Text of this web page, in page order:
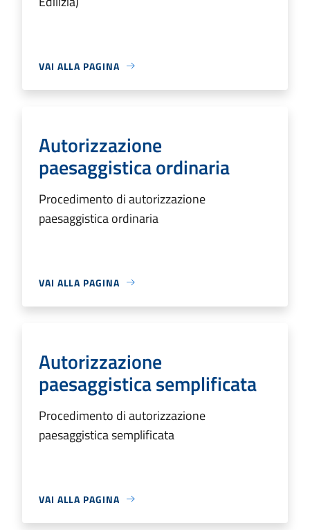
VAI ALLA PAGINA
Autorizzazione
paesaggistica ordinaria
Procedimento di autorizzazione
paesaggistica ordinaria
VAI ALLA PAGINA
Autorizzazione
paesaggistica semplificata
Procedimento di autorizzazione
paesaggistica semplificata
VAI ALLA PAGINA